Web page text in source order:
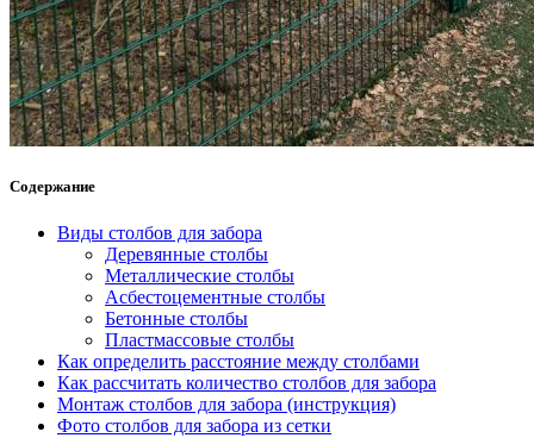
Содержание
Виды столбов для забора
Деревянные столбы
Металлические столбы
Асбестоцементные столбы
Бетонные столбы
Пластмассовые столбы
Как определить расстояние между столбами
Как рассчитать количество столбов для забора
Монтаж столбов для забора (инструкция)
Фото столбов для забора из сетки